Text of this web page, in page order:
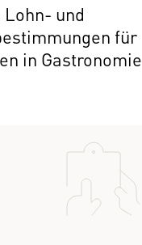
und
für
in Gastronomie